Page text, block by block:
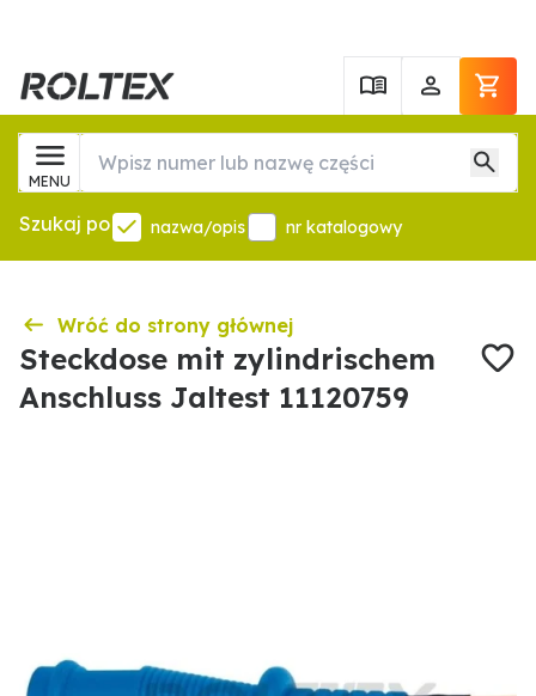
MENU
Szukaj po nazwa/opis nr katalogowy
Wróć do strony głównej
Steckdose mit zylindrischem
Anschluss Jaltest 11120759